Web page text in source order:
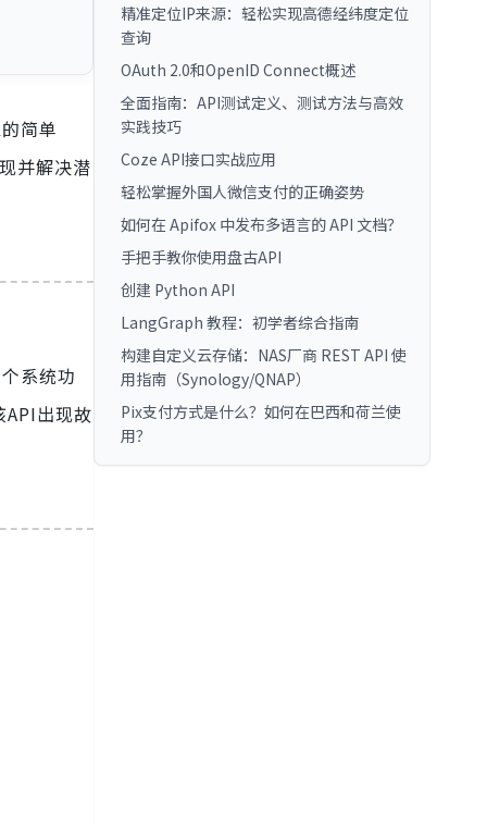
简单
并解决潜
系统功
出现故
精准定位IP来源：轻松实现高德经纬度定位
查询
OAuth 2.0和OpenID Connect概述
全面指南：API测试定义、测试方法与高效
实践技巧
Coze API接口实战应用
轻松掌握外国人微信支付的正确姿势
如何在 Apifox 中发布多语言的 API 文档？
手把手教你使用盘古API
创建 Python API
LangGraph 教程：初学者综合指南
构建自定义云存储：NAS厂商 REST API 使
用指南（Synology/QNAP）
Pix支付方式是什么？如何在巴西和荷兰使
用？